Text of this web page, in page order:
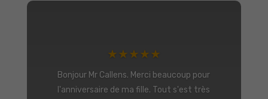
Je dois dire que j'ai passé une journée
merveilleuse avec ma classe pour le fort